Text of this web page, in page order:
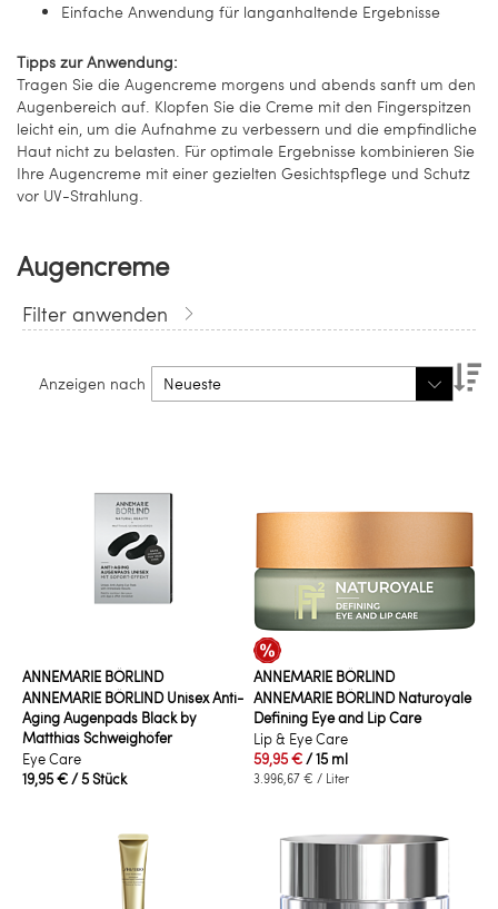
Einfache Anwendung für langanhaltende Ergebnisse
Tipps zur Anwendung:
Tragen Sie die Augencreme morgens und abends sanft um den
Augenbereich auf. Klopfen Sie die Creme mit den Fingerspitzen
leicht ein, um die Aufnahme zu verbessern und die empfindliche
Haut nicht zu belasten. Für optimale Ergebnisse kombinieren Sie
Ihre Augencreme mit einer gezielten Gesichtspflege und Schutz
vor UV-Strahlung.
Augencreme
Filter anwenden
Anzeigen nach
ANNEMARIE BÖRLIND
ANNEMARIE BÖRLIND Unisex Anti-
Aging Augenpads Black by
Matthias Schweighöfer
Eye Care
19,95 €/ 5 Stück
ANNEMARIE BÖRLIND
ANNEMARIE BÖRLIND Naturoyale
Defining Eye and Lip Care
Lip & Eye Care
59,95 €/ 15 ml
3.996,67 € / Liter